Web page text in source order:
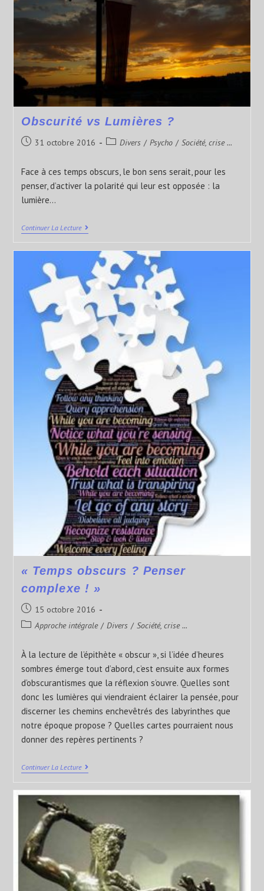
Obscurité vs Lumières ?
31 octobre 2016 Divers / Psycho / Société, crise ...
Face à ces temps obscurs, le bon sens serait, pour les
penser, d’activer la polarité qui leur est opposée : la
lumière…
Continuer La Lecture
« Temps obscurs ? Penser
complexe ! »
15 octobre 2016
Approche intégrale / Divers / Société, crise ...
À la lecture de l’épithète « obscur », si l’idée d’heures
sombres émerge tout d’abord, c’est ensuite aux formes
d’obscurantismes que la réflexion s’ouvre. Quelles sont
donc les lumières qui viendraient éclairer la pensée, pour
discerner les chemins enchevêtrés des labyrinthes que
notre époque propose ? Quelles cartes pourraient nous
donner des repères pertinents ?
Continuer La Lecture